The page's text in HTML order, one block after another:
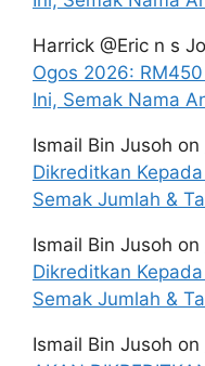
Harrick @Eric n s
Ogos 2026:
Ini, Semak Nama
Ismail Bin Jusoh on
Dikreditkan
Semak Jumlah &
Ismail Bin Jusoh on
Dikreditkan
Semak Jumlah &
Ismail Bin Jusoh on